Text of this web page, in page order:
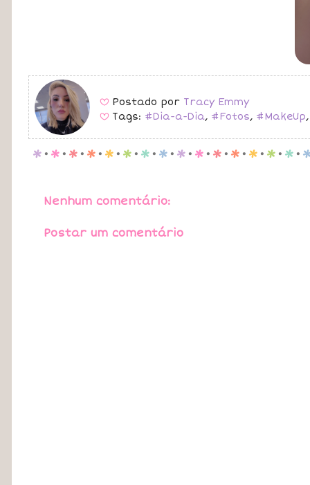
B Postado por Tracy Emmy
B Tags: #Dia-a-Dia, #Fotos, #MakeUp
p . p . p . p . p . p . p . p . p . p . p . p . p . p . p .
Nenhum comentário:
Postar um comentário